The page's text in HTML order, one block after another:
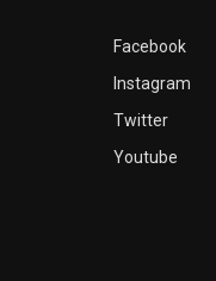
Facebook
Instagram
Twitter
Youtube